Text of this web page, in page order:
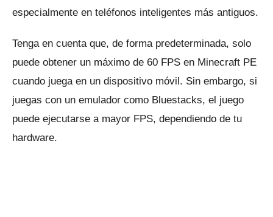
especialmente en teléfonos inteligentes más antiguos.
Tenga en cuenta que, de forma predeterminada, solo
puede obtener un máximo de 60 FPS en Minecraft PE
cuando juega en un dispositivo móvil. Sin embargo, si
juegas con un emulador como Bluestacks, el juego
puede ejecutarse a mayor FPS, dependiendo de tu
hardware.